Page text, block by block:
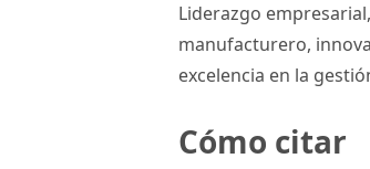
Liderazgo
manufacturero,
excelencia en la
Cómo citar